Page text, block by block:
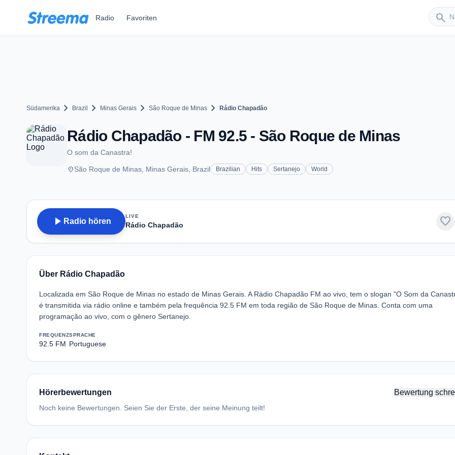
Radio Favoriten search
Sender
Südamerika chevron_right Brazil chevron_right Minas Gerais chevron_right São Roque de Minas chevron_right Rádio Chapadão
Rádio Chapadão - FM 92.5 - São Roque de Minas
O som da Canastra!
placeSão Roque de Minas, Minas Gerais, Brazil Brazilian Hits Sertanejo World
play_arrow Radio hören
LIVE
Rádio Chapadão favorite
Über Rádio Chapadão
Localizada em São Roque de Minas no estado de Minas Gerais. A Rádio Chapadão FM ao vivo, tem o slogan "O Som da
é transmitida via rádio online e também pela frequência 92.5 FM em toda região de São Roque de Minas. Conta com uma
programação ao vivo, com o gênero Sertanejo.
FREQUENZ
92.5 FM
SPRACHE
Portuguese
Hörerbewertungen Bewertung
Noch keine Bewertungen. Seien Sie der Erste, der seine Meinung teilt!